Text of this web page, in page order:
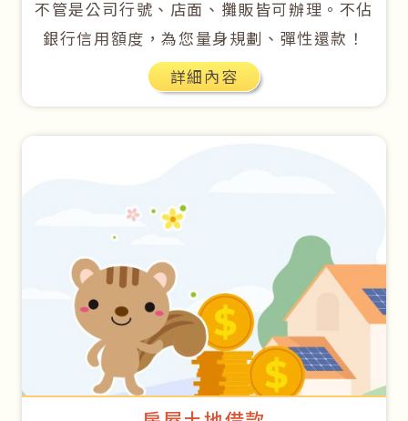
不管是公司行號、店面、攤販皆可辦理。不佔
銀行信用額度，為您量身規劃、彈性還款！
詳細內容